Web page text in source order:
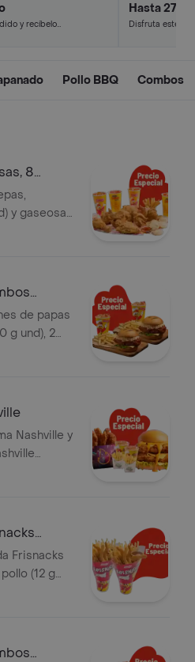
y recíbelo
Hasta 27%
Disfruta este
Pollo BBQ Combos
8
y gaseosa
de papas
g und), 2
entre
Nashville y
a
Frisnacks
(12 g
(100